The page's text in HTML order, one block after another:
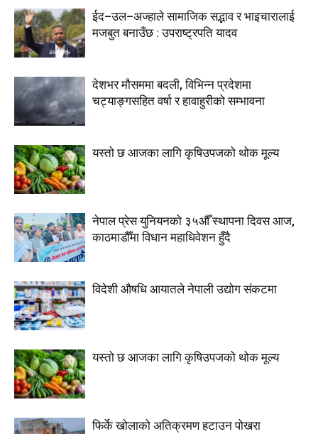
ईद–उल–अज्हाले सामाजिक सद्भाव र भाइचारालाई
मजबुत बनाउँछ : उपराष्ट्रपति यादव
देशभर मौसममा बदली, विभिन्न प्रदेशमा
चट्याङ्गसहित वर्षा र हावाहुरीको सम्भावना
यस्तो छ आजका लागि कृषिउपजको थोक मूल्य
नेपाल प्रेस युनियनको ३५औँ स्थापना दिवस आज,
काठमाडौँमा विधान महाधिवेशन हुँदै
विदेशी औषधि आयातले नेपाली उद्योग संकटमा
यस्तो छ आजका लागि कृषिउपजको थोक मूल्य
फिर्के खोलाको अतिक्रमण हटाउन पोखरा